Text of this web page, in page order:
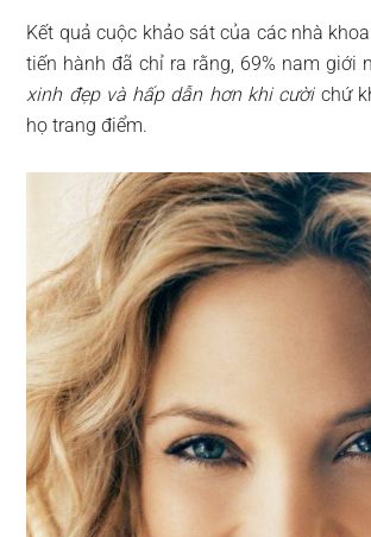
Kết quả cuộc khảo sát của các nhà
tiến hành đã chỉ ra rằng, 69% nam giới
xinh đẹp và hấp dẫn hơn khi cườichứ
họ trang điểm.